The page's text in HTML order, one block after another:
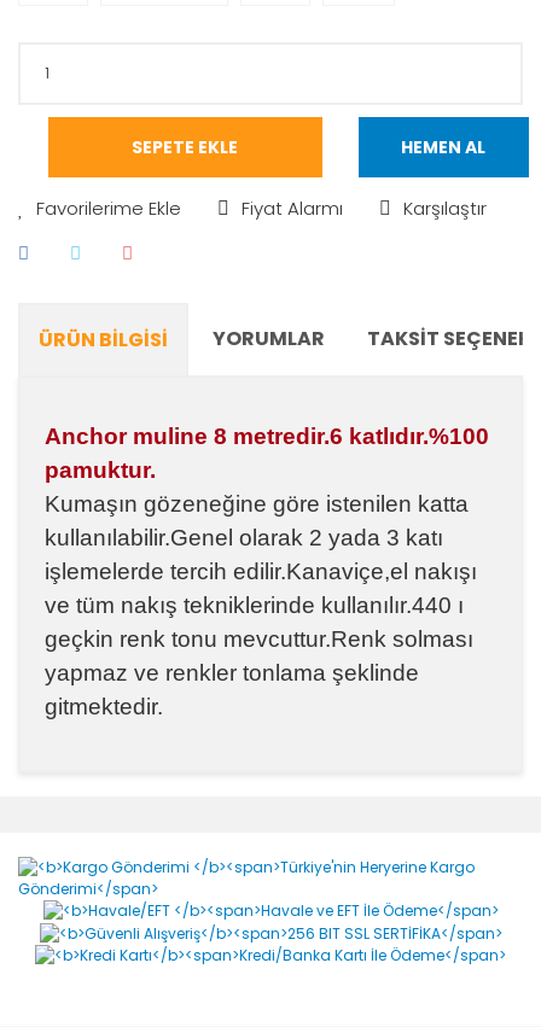
SEPETE EKLE HEMEN AL
Fiyat Alarmı Karşılaştır
ÜRÜN BILGISI YORUMLAR TAKSIT
Anchor muline 8 metredir.6 katlıdır.%100
pamuktur.
Kumaşın gözeneğine göre istenilen katta
kullanılabilir.Genel olarak 2 yada 3 katı
işlemelerde tercih edilir.Kanaviçe,el nakışı
ve tüm nakış tekniklerinde kullanılır.440 ı
geçkin renk tonu mevcuttur.Renk solması
yapmaz ve renkler tonlama şeklinde
gitmektedir.
Yorum Yaz
Ürün resmi kalitesiz, bozuk veya görüntülenemiyor.
Ürün açıklamasında eksik bilgiler bulunuyor.
Ürün bilgilerinde hatalar bulunuyor.